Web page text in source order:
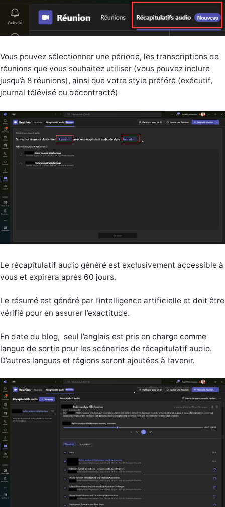
Vous pouvez sélectionner une période, les transcriptions de
réunions que vous souhaitez utiliser (vous pouvez inclure
jusqu’à 8 réunions), ainsi que votre style préféré (exécutif,
journal télévisé ou décontracté)
Le récapitulatif audio généré est exclusivement accessible à
vous et expirera après 60 jours.
Le résumé est généré par l’intelligence artificielle et doit être
vérifié pour en assurer l’exactitude.
En date du blog, seul l’anglais est pris en charge comme
langue de sortie pour les scénarios de récapitulatif audio.
D’autres langues et régions seront ajoutées à l’avenir.